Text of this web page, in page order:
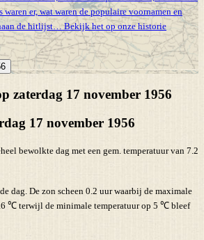
waren er, wat waren de populaire voornamen en
de hitlijst… Bekijk het op onze historie
zaterdag 17 november 1956
17 november 1956
bewolkte dag met een gem. temperatuur van 7.2
dag. De zon scheen 0.2 uur waarbij de maximale
℃ terwijl de minimale temperatuur op 5 ℃ bleef